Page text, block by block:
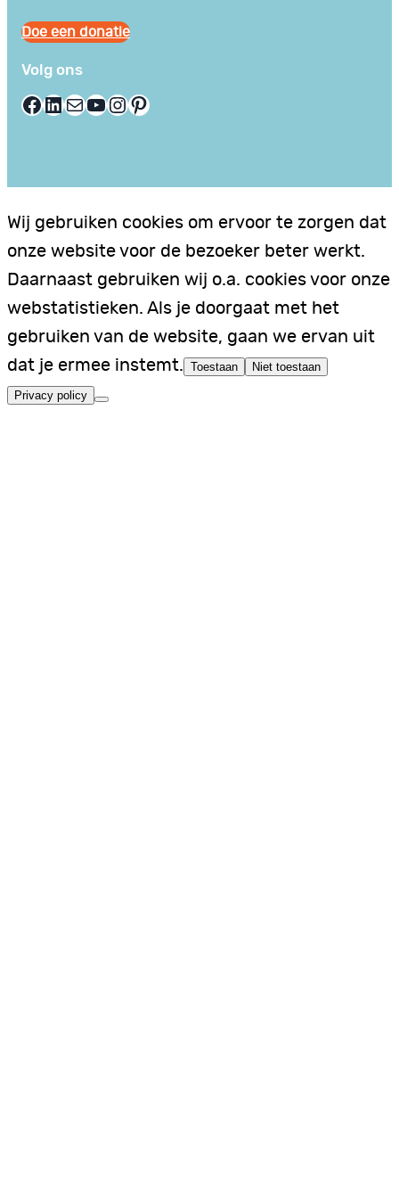
Doe een donatie
Volg ons
Facebook LinkedIn E-mail YouTube InstagramPinterest
Wij gebruiken cookies om ervoor te zorgen dat
onze website voor de bezoeker beter werkt.
Daarnaast gebruiken wij o.a. cookies voor onze
webstatistieken. Als je doorgaat met het
gebruiken van de website, gaan we ervan uit
dat je ermee instemt. Toestaan Niet toestaan
Privacy policy